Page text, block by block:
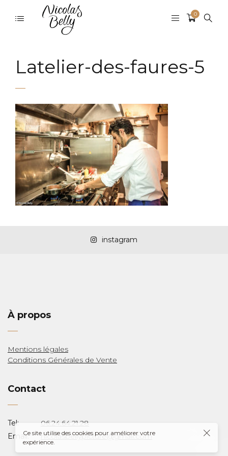
0
Latelier-des-faures-5
instagram
À propos
Mentions légales
Conditions Générales de Vente
Contact
Tel:
06.24.64.21.28
Email:
nicolasbellypicture@gmail.com
Ce site utilise des cookies pour améliorer votre
expérience.